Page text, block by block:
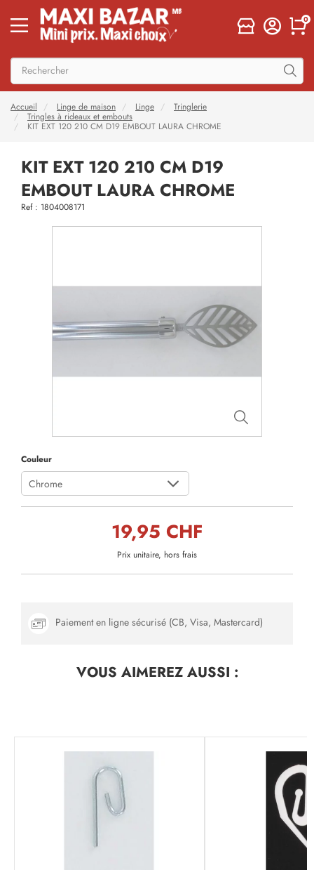
0
Accueil Linge de maison Linge
Tringlerie
Tringles à rideaux et embouts
KIT EXT 120 210 CM D19 EMBOUT LAURA CHROME
KIT EXT 120 210 CM D19
EMBOUT LAURA CHROME
Ref : 1804008171
Couleur
Chrome
19,95 CHF
Prix unitaire, hors frais
Paiement en ligne sécurisé (CB, Visa, Mastercard)
VOUS AIMEREZAUSSI :